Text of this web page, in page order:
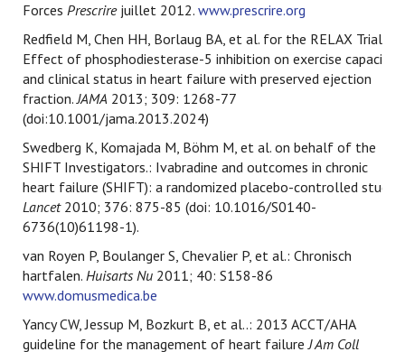
Forces Prescrirejuillet 2012. www.prescrire.org
Redfield M, Chen HH, Borlaug BA, et al. for the RELAX Trial.:
Effect of phosphodiesterase-5 inhibition on exercise capacity
and clinical status in heart failure with preserved ejection
fraction.JAMA 2013; 309: 1268-77
(doi:10.1001/jama.2013.2024)
Swedberg K, Komajada M, Böhm M, et al. on behalf of the
SHIFT Investigators.: Ivabradine and outcomes in chronic
heart failure (SHIFT): a randomized placebo-controlled study.
Lancet2010; 376: 875-85 (doi: 10.1016/S0140-
6736(10)61198-1).
van Royen P, Boulanger S, Chevalier P, et al.: Chronisch
hartfalen. Huisarts Nu 2011; 40: S158-86
www.domusmedica.be
Yancy CW, Jessup M, Bozkurt B, et al..: 2013 ACCT/AHA
guideline for the management of heart failureJ Am Coll